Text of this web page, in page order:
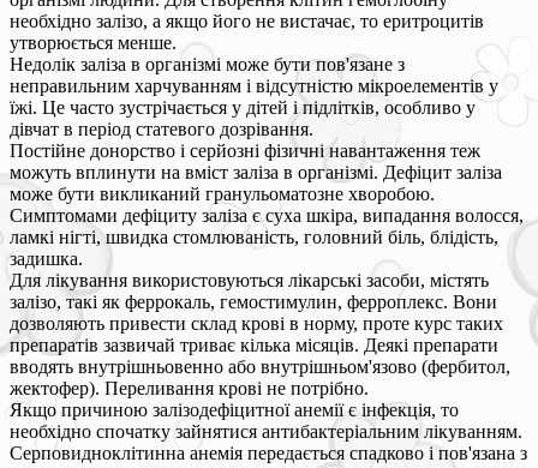
необхідно залізо, а якщо його не вистачає, то еритроцитів
утворюється менше.
Недолік заліза в організмі може бути пов'язане з
неправильним харчуванням і відсутністю мікроелементів у
їжі. Це часто зустрічається у дітей і підлітків, особливо у
дівчат в період статевого дозрівання.
Постійне донорство і серйозні фізичні навантаження теж
можуть вплинути на вміст заліза в організмі. Дефіцит заліза
може бути викликаний гранульоматозне хворобою.
Симптомами дефіциту заліза є суха шкіра, випадання волосся,
ламкі нігті, швидка стомлюваність, головний біль, блідість,
задишка.
Для лікування використовуються лікарські засоби, містять
залізо, такі як феррокаль, гемостимулин, ферроплекс. Вони
дозволяють привести склад крові в норму, проте курс таких
препаратів зазвичай триває кілька місяців. Деякі препарати
вводять внутрішньовенно або внутрішньом'язово (фербитол,
жектофер). Переливання крові не потрібно.
Якщо причиною залізодефіцитної анемії є інфекція, то
необхідно спочатку зайнятися антибактеріальним лікуванням.
Серповидноклітинна анемія передається спадково і пов'язана з